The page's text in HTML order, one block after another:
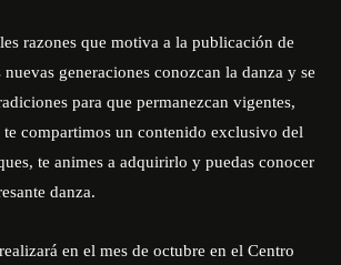
razones que motiva a la publicación de
generaciones conozcan la danza y se
para que permanezcan vigentes,
compartimos un contenido exclusivo del
te animes a adquirirlo y puedas conocer
danza.
en el mes de octubre en el Centro